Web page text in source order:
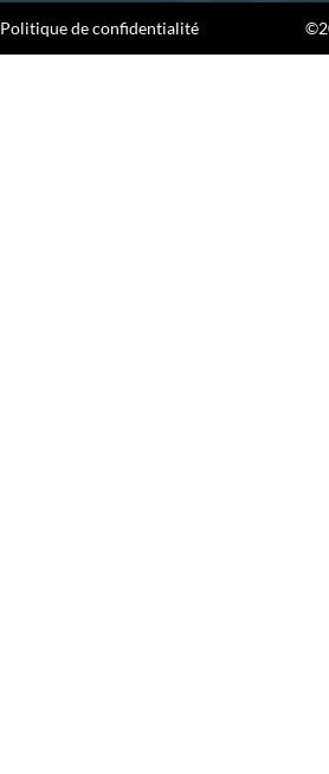
Politique de confidentialité